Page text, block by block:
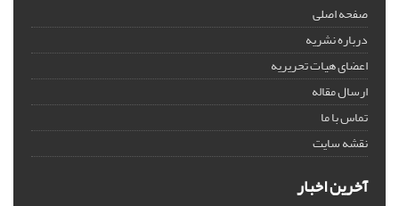
صفحه اصلی
درباره نشریه
اعضای هیات تحریریه
ارسال مقاله
تماس با ما
نقشه سایت
آخرین اخبار